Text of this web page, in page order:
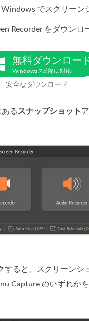
でスクリーン
Recorder をダウンロ
無料ダウンロー
Windows 7以降に対応
安全なダウンロード
ある スナップショット
すると、スクリーン
Capture のいずれかを